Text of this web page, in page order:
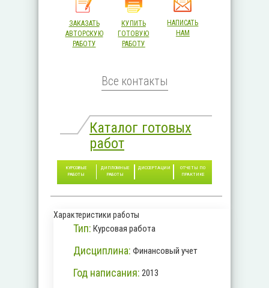
ЗАКАЗАТЬ
АВТОРСКУЮ
РАБОТУ
КУПИТЬ
ГОТОВУЮ
РАБОТУ
НАПИСАТЬ
НАМ
Все контакты
Каталог готовых
работ
КУРСОВЫЕ
РАБОТЫ
ДИПЛОМНЫЕ
РАБОТЫ
ДИССЕРТАЦИИ
ОТЧЕТЫ ПО
ПРАКТИКЕ
Характеристики работы
Тип: Курсовая работа
Дисциплина: Финансовый учет
Год написания: 2013